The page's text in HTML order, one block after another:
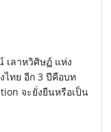
เลาหวิศิษฏ์ แห่ง
ไทย อีก 3 ปีคือบท
จะยั่งยืนหรือเป็น